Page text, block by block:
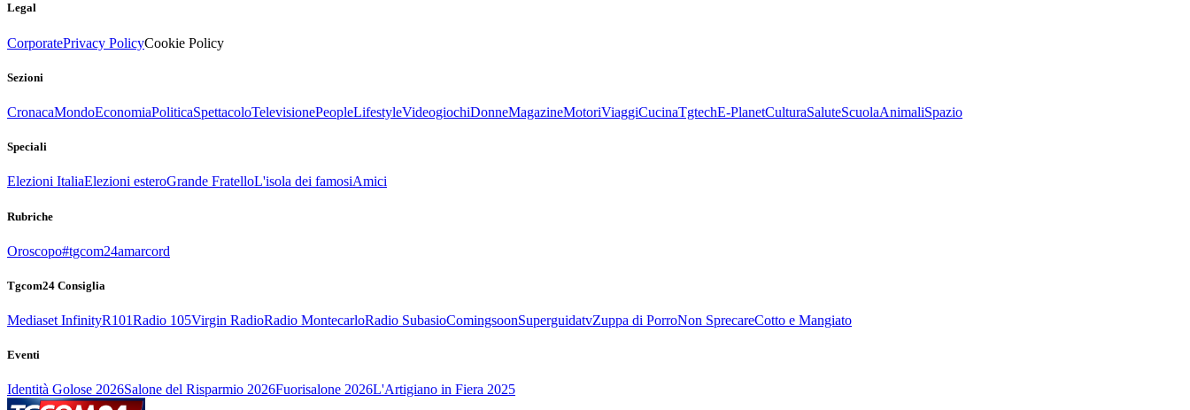
Legal
CorporatePrivacy PolicyCookie Policy
Sezioni
CronacaMondoEconomiaPoliticaSpettacoloTelevisionePeopleLifestyleVideogiochiDonneMagazineMotoriViaggiCucinaTgtechE-PlanetCulturaSaluteScuolaAnimaliSpazio
Speciali
Elezioni ItaliaElezioni esteroGrande FratelloL'isola dei famosiAmici
Rubriche
Oroscopo#tgcom24amarcord
Tgcom24 Consiglia
Mediaset InfinityR101Radio 105Virgin RadioRadio MontecarloRadio SubasioComingsoonSuperguidatvZuppa di PorroNon SprecareCotto e Mangiato
Eventi
Identità Golose 2026Salone del Risparmio 2026Fuorisalone 2026L'Artigiano in Fiera 2025